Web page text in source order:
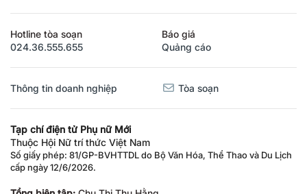
Hotline tòa soạn
024.36.555.655
Báo giá
Quảng cáo
Thông tin doanh nghiệp Tòa soạn
Tạp chí điện tử Phụ nữ Mới
Thuộc Hội Nữ trí thức Việt Nam
Số giấy phép: 81/GP-BVHTTDL do Bộ Văn Hóa, Thể Thao và Du Lịch
cấp ngày 12/6/2026.